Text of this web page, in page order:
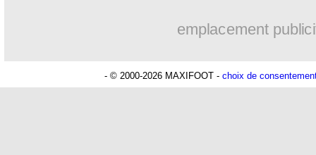
emplacement
- © 2000-2026 MAXIFOOT - choix de